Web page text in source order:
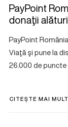
PayPoint
donaţii
PayPoint
Viaţă şi pune la
26.000 de
CITEȘTE MAI MULT